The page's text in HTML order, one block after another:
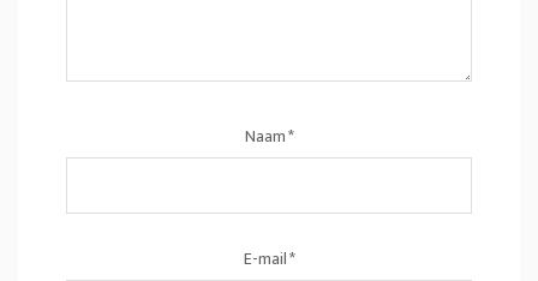
Naam*
E-mail*